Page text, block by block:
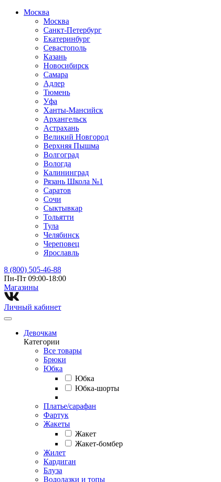
Москва
Москва
Санкт-Петербург
Екатеринбург
Севастополь
Казань
Новосибирск
Самара
Адлер
Тюмень
Уфа
Ханты-Мансийск
Архангельск
Астрахань
Великий Новгород
Верхняя Пышма
Волгоград
Вологда
Калининград
Рязань Школа №1
Саратов
Сочи
Сыктывкар
Тольятти
Тула
Челябинск
Череповец
Ярославль
8 (800) 505-46-88
Пн-Пт 09:00-18:00
Магазины⁠
Личный кабинет
Девочкам
Категории
Все товары
Брюки
Юбка
Юбка
Юбка-шорты
Платье/сарафан
Фартук
Жакеты
Жакет
Жакет-бомбер
Жилет
Кардиган
Блуза
Водолазки и топы